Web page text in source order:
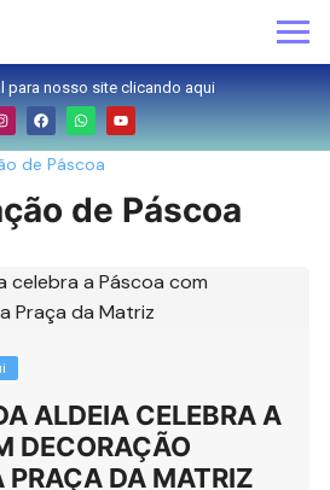
para nosso site clicando aqui
de Páscoa
de Páscoa
ALDEIA CELEBRA A
DECORAÇÃO
PRAÇA DA MATRIZ